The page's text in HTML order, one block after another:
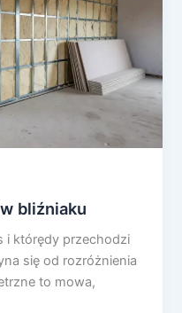
bliźniaku
i którędy przechodzi
się od rozróżnienia
to mowa,